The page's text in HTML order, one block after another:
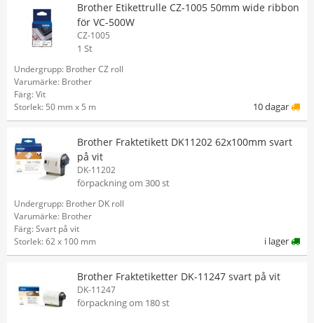
Brother Etikettrulle CZ-1005 50mm wide ribbon
för VC-500W
CZ-1005
1 St
Undergrupp: Brother CZ roll
Varumärke: Brother
Färg: Vit
Storlek: 50 mm x 5 m
10 dagar
Brother Fraktetikett DK11202 62x100mm svart
på vit
DK-11202
förpackning om 300 st
Undergrupp: Brother DK roll
Varumärke: Brother
Färg: Svart på vit
Storlek: 62 x 100 mm
i lager
Brother Fraktetiketter DK-11247 svart på vit
DK-11247
förpackning om 180 st